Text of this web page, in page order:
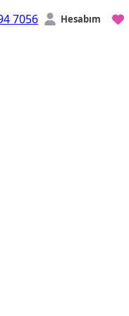
7056 Hesabım